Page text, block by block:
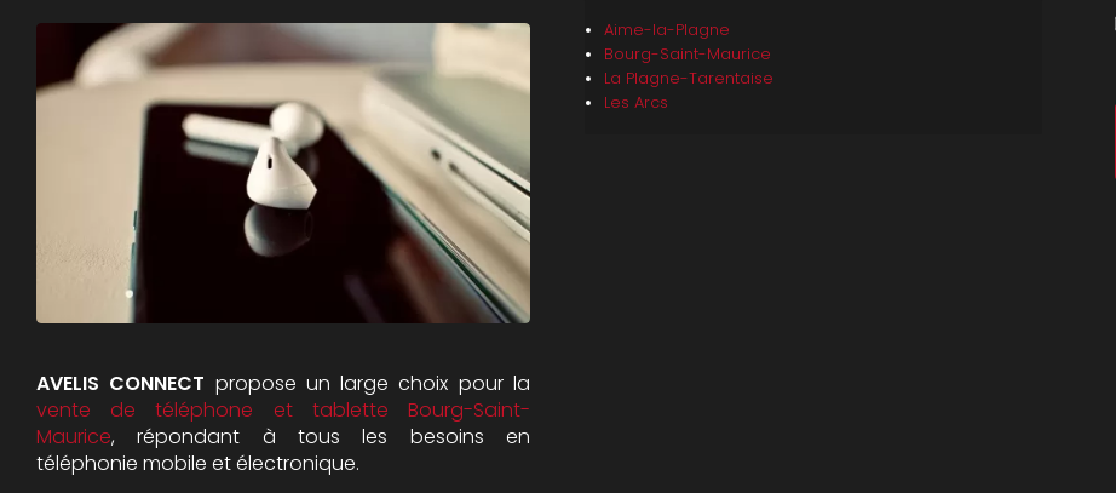
AVELIS CONNECT propose un large choix pour la
vente de téléphone et tablette Bourg-Saint-
Maurice, répondant à tous les besoins en
téléphonie mobile et électronique.
Aime-la-Plagne
Bourg-Saint-Maurice
La Plagne-Tarentaise
Les Arcs